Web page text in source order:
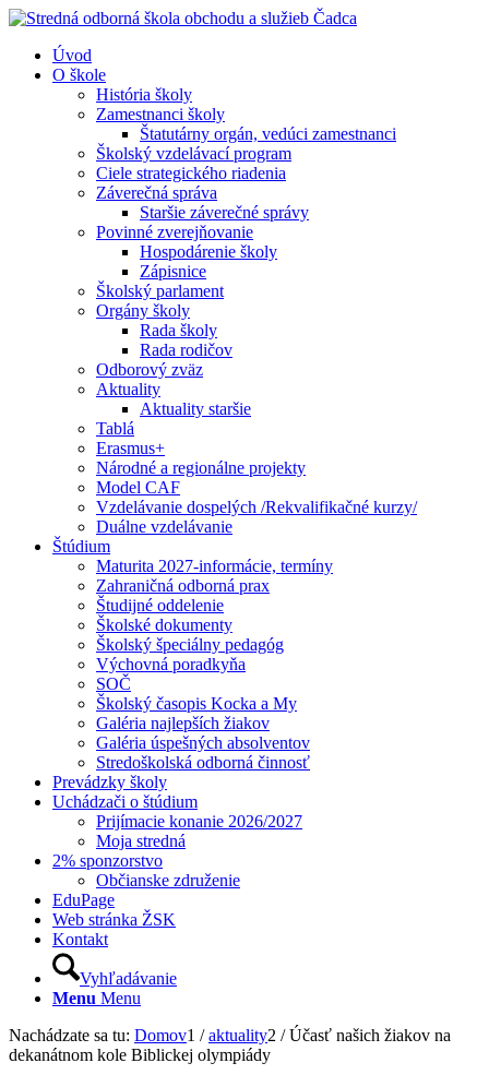
Úvod
O škole
História školy
Zamestnanci školy
Štatutárny orgán, vedúci zamestnanci
Školský vzdelávací program
Ciele strategického riadenia
Záverečná správa
Staršie záverečné správy
Povinné zverejňovanie
Hospodárenie školy
Zápisnice
Školský parlament
Orgány školy
Rada školy
Rada rodičov
Odborový zväz
Aktuality
Aktuality staršie
Tablá
Erasmus+
Národné a regionálne projekty
Model CAF
Vzdelávanie dospelých /Rekvalifikačné kurzy/
Duálne vzdelávanie
Štúdium
Maturita 2027-informácie, termíny
Zahraničná odborná prax
Študijné oddelenie
Školské dokumenty
Školský špeciálny pedagóg
Výchovná poradkyňa
SOČ
Školský časopis Kocka a My
Galéria najlepších žiakov
Galéria úspešných absolventov
Stredoškolská odborná činnosť
Prevádzky školy
Uchádzači o štúdium
Prijímacie konanie 2026/2027
Moja stredná
2% sponzorstvo
Občianske združenie
EduPage
Web stránka ŽSK
Kontakt
Vyhľadávanie
Menu Menu
Nachádzate sa tu: Domov1 / aktuality2 / Účasť našich žiakov na
dekanátnom kole Biblickej olympiády